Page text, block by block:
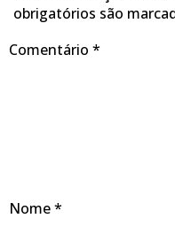
obrigatórios são
Comentário *
Nome*